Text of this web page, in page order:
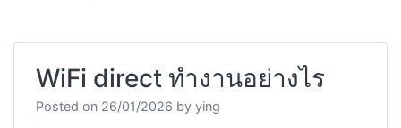
WiFi direct ทำงานอย่างไร
Posted on 26/01/2026 by ying